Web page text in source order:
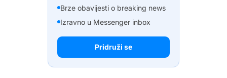
Brze obavijesti o breaking news
Izravno u Messenger inbox
Pridruži se